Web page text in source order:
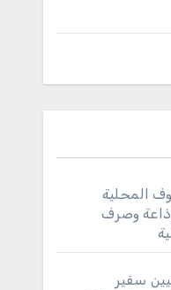
المحلية
وصرف
سفير